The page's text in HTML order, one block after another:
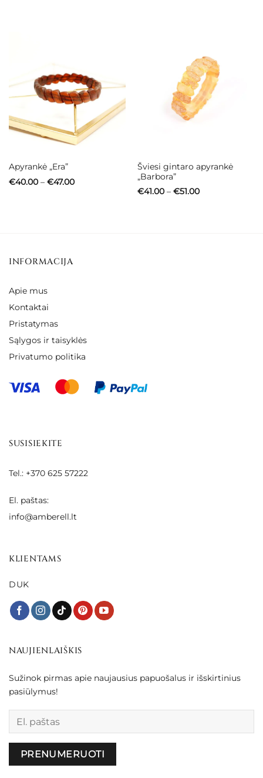
Apyrankė „Era”
€40.00 – €47.00Price
Šviesi gintaro apyrankė
„Barbora”
€41.00 – €51.00Price
INFORMACIJA
Apie mus
Kontaktai
Pristatymas
Sąlygos ir taisyklės
Privatumo politika
SUSISIEKITE
Tel.: +370 625 57222
El. paštas:
info@amberell.lt
KLIENTAMS
DUK
NAUJIENLAIŠKIS
Sužinok pirmas apie naujausius papuošalus ir išskirtinius
pasiūlymus!
Palikite šį lauką tuščią.